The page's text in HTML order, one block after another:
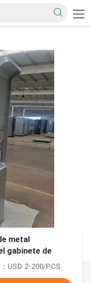
metal
gabinete de
USD 2-200/PCS